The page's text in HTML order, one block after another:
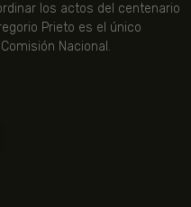
los actos del centenario
Prieto es el único
Nacional.